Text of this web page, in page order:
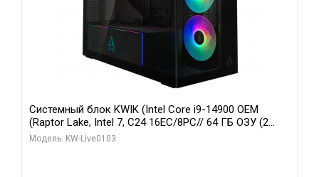
Системный блок KWIK (Intel Core i9-14900 OEM
(Raptor Lake, Intel 7, C24 16EC/8PC// 64 ГБ ОЗУ (2
модуля)/ Afox RTX4090 24GB GDDR6X 384-Bit 3xDP
Модель: KW-Live0103